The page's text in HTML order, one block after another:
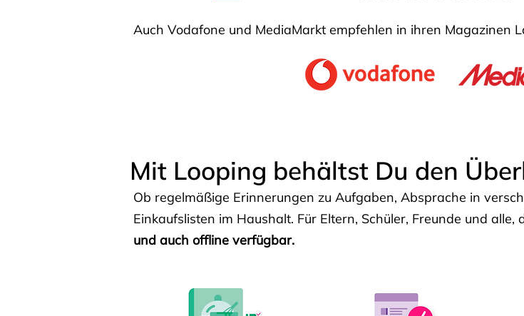
Auch Vodafone und MediaMarkt empfehlen in ihren Magazinen
Mit Looping behältst Du den
Ob regelmäßige Erinnerungen zu Aufgaben, Absprache in
Einkaufslisten im Haushalt. Für Eltern, Schüler, Freunde und
und auch offline verfügbar.